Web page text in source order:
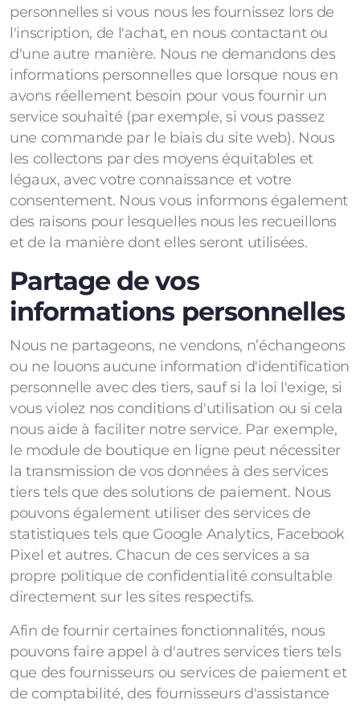
personnelles si vous nous les fournissez lors de
l'inscription, de l'achat, en nous contactant ou
d'une autre manière. Nous ne demandons des
informations personnelles que lorsque nous en
avons réellement besoin pour vous fournir un
service souhaité (par exemple, si vous passez
une commande par le biais du site web). Nous
les collectons par des moyens équitables et
légaux, avec votre connaissance et votre
consentement. Nous vous informons également
des raisons pour lesquelles nous les recueillons
et de la manière dont elles seront utilisées.
Partage de vos
informations personnelles
Nous ne partageons, ne vendons, n’échangeons
ou ne louons aucune information d'identification
personnelle avec des tiers, sauf si la loi l'exige, si
vous violez nos conditions d'utilisation ou si cela
nous aide à faciliter notre service. Par exemple,
le module de boutique en ligne peut nécessiter
la transmission de vos données à des services
tiers tels que des solutions de paiement. Nous
pouvons également utiliser des services de
statistiques tels que Google Analytics, Facebook
Pixel et autres. Chacun de ces services a sa
propre politique de confidentialité consultable
directement sur les sites respectifs.
Afin de fournir certaines fonctionnalités, nous
pouvons faire appel à d'autres services tiers tels
que des fournisseurs ou services de paiement et
de comptabilité, des fournisseurs d'assistance